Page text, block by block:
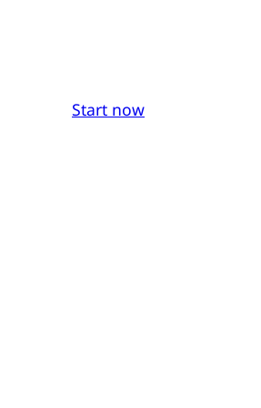
Start now